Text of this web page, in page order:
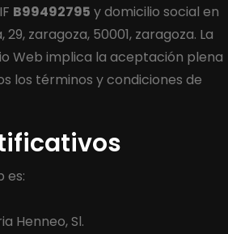
B99492795 y domicilio social en
zaragoza, 50001, zaragoza. La
Web implica la aceptación plena
los términos y condiciones de
es:
Henneo, Sl.